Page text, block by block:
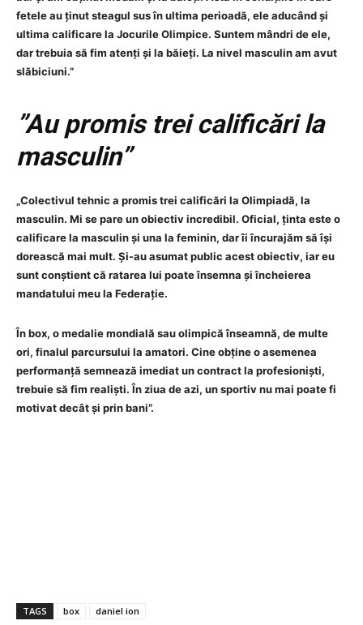
fetele au ținut steagul sus în ultima perioadă, ele aducând și
ultima calificare la Jocurile Olimpice. Suntem mândri de ele,
dar trebuia să fim atenți și la băieți. La nivel masculin am avut
slăbiciuni.”
”Au promis trei calificări la
masculin”
„Colectivul tehnic a promis trei calificări la Olimpiadă, la
masculin. Mi se pare un obiectiv incredibil. Oficial, ținta este o
calificare la masculin și una la feminin, dar îi încurajăm să își
dorească mai mult. Și-au asumat public acest obiectiv, iar eu
sunt conștient că ratarea lui poate însemna și încheierea
mandatului meu la Federație.
În box, o medalie mondială sau olimpică înseamnă, de multe
ori, finalul parcursului la amatori. Cine obține o asemenea
performanță semnează imediat un contract la profesioniști,
trebuie să fim realiști. În ziua de azi, un sportiv nu mai poate fi
motivat decât și prin bani”.
TAGS box daniel ion